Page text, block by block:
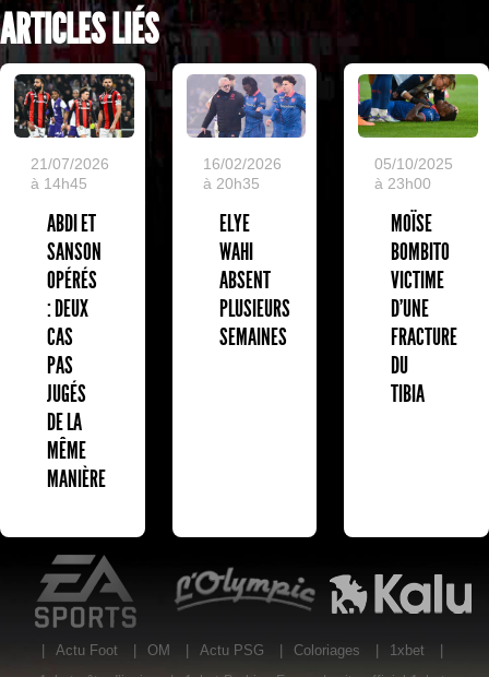
ARTICLES LIÉS
21/07/2026
à 14h45
ABDI ET
SANSON
OPÉRÉS
: DEUX
CAS
PAS
JUGÉS
DE LA
MÊME
MANIÈRE
16/02/2026
à 20h35
ELYE
WAHI
ABSENT
PLUSIEURS
SEMAINES
05/10/2025
à 23h00
MOÏSE
BOMBITO
VICTIME
D'UNE
FRACTURE
DU
TIBIA
EA Sports
Actu Foot OM Actu PSG Coloriages 1xbet